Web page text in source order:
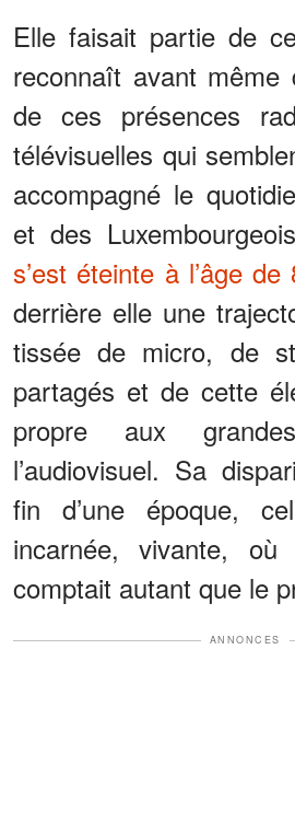
Elle faisait partie de
reconnaît avant même
de ces présences
télévisuelles qui
accompagné le
et des
s’est éteinte à l’âge de
derrière elle une
tissée de micro, de
partagés et de cette
propre aux
l’audiovisuel. Sa
fin d’une époque,
incarnée, vivante, où
comptait autant que le
ANNONCES